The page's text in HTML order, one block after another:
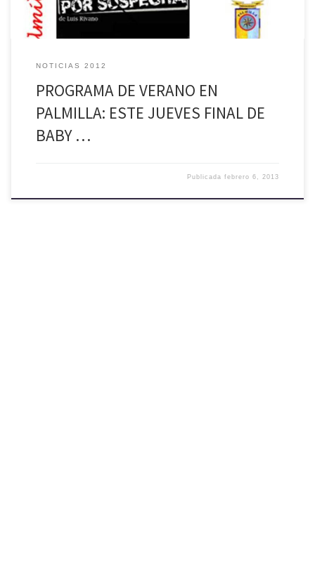
NOTICIAS 2012
PROGRAMA DE VERANO EN
PALMILLA: ESTE JUEVES FINAL DE
BABY …
Publicadafebrero 6, 2013